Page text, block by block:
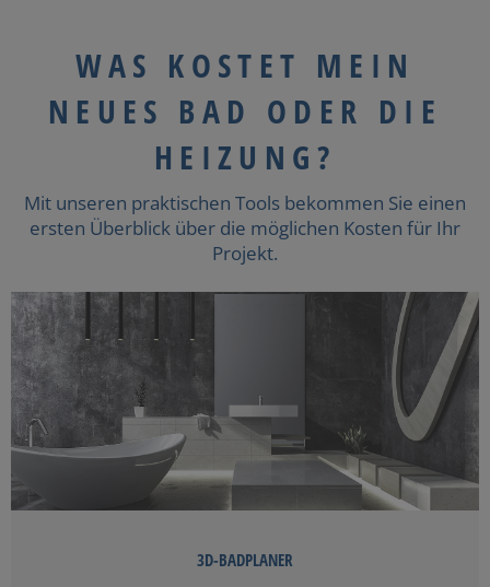
WAS KOSTET MEIN
NEUES BAD ODER DIE
HEIZUNG?
Mit unseren praktischen Tools bekommen Sie einen
ersten Überblick über die möglichen Kosten für Ihr
Projekt.
3D-BADPLANER